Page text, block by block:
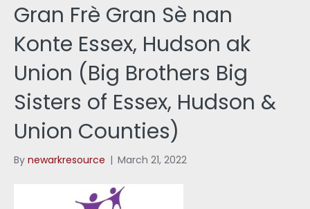
Gran Frè Gran Sè nan
Konte Essex, Hudson ak
Union (Big Brothers Big
Sisters of Essex, Hudson &
Union Counties)
By newarkresource | March 21, 2022